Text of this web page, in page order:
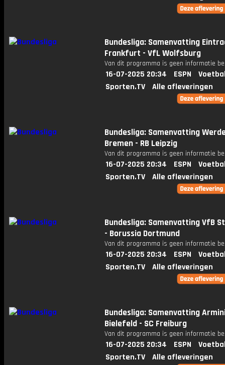
Bundesliga: Samenvatting
Frankfurt - VfL Wolfsburg
Van dit programma is geen informatie
16-07-2025 20:34 ESPN
Sporten.TV
Alle afleveringen
Bundesliga: Samenvatting
Bremen - RB Leipzig
Van dit programma is geen informatie
16-07-2025 20:34 ESPN
Sporten.TV
Alle afleveringen
Bundesliga: Samenvatting VfB
- Borussia Dortmund
Van dit programma is geen informatie
16-07-2025 20:34 ESPN
Sporten.TV
Alle afleveringen
Bundesliga: Samenvatting
Bielefeld - SC Freiburg
Van dit programma is geen informatie
16-07-2025 20:34 ESPN
Sporten.TV
Alle afleveringen